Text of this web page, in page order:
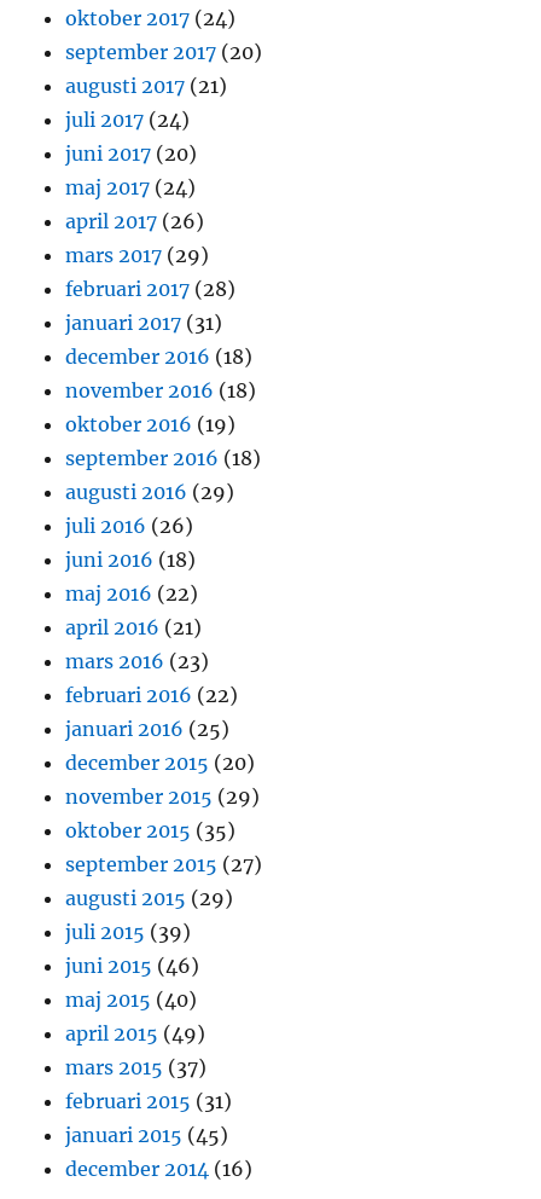
oktober 2017 (24)
september 2017 (20)
augusti 2017 (21)
juli 2017 (24)
juni 2017 (20)
maj 2017 (24)
april 2017 (26)
mars 2017 (29)
februari 2017 (28)
januari 2017 (31)
december 2016 (18)
november 2016 (18)
oktober 2016 (19)
september 2016 (18)
augusti 2016 (29)
juli 2016 (26)
juni 2016 (18)
maj 2016 (22)
april 2016 (21)
mars 2016 (23)
februari 2016 (22)
januari 2016 (25)
december 2015 (20)
november 2015 (29)
oktober 2015 (35)
september 2015 (27)
augusti 2015 (29)
juli 2015 (39)
juni 2015 (46)
maj 2015 (40)
april 2015 (49)
mars 2015 (37)
februari 2015 (31)
januari 2015 (45)
december 2014 (16)